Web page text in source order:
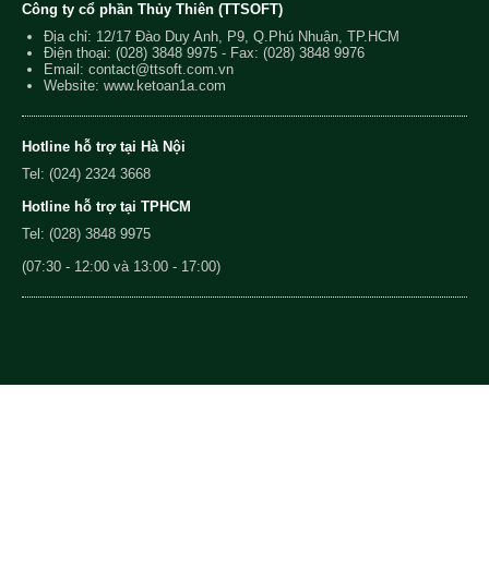
Công ty cổ phần Thủy Thiên (TTSOFT)
Địa chỉ: 12/17 Đào Duy Anh, P9, Q.Phú Nhuận, TP.HCM
Điện thoại: (028) 3848 9975 - Fax: (028) 3848 9976
Email: contact@ttsoft.com.vn
Website: www.ketoan1a.com
Hotline hỗ trợ tại Hà Nội
Tel: (024) 2324 3668
Hotline hỗ trợ tại TPHCM
Tel: (028) 3848 9975
(07:30 - 12:00 và 13:00 - 17:00)